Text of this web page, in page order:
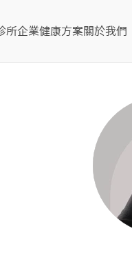
所企業健康方案關於我們